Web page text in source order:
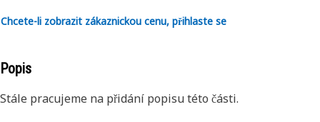
Chcete-li zobrazit zákaznickou cenu, přihlaste se
Popis
Stále pracujeme na přidání popisu této části.